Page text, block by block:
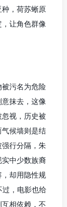
，荷苏蜥原
让角色群像
污名为危险
抹去，这像
视，历史被
候墙则是结
行分隔，朱
中少数族裔
却用隐性规
过，电影也给
相依赖，不